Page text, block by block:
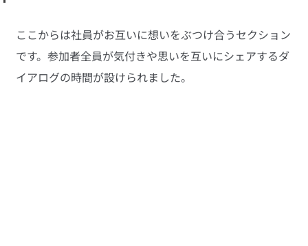
ここからは社員がお互いに想いをぶつけ合うセクション
です。参加者全員が気付きや思いを互いにシェアするダ
イアログの時間が設けられました。